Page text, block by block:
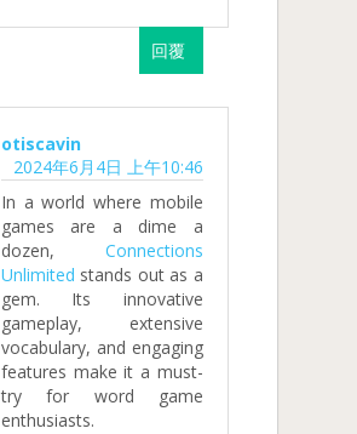
回覆
otiscavin
2024年6月4日 上午10:46
In a world where mobile
games are a dime a
dozen, Connections
Unlimited stands out as a
gem. Its innovative
gameplay, extensive
vocabulary, and engaging
features make it a must-
try for word game
enthusiasts.